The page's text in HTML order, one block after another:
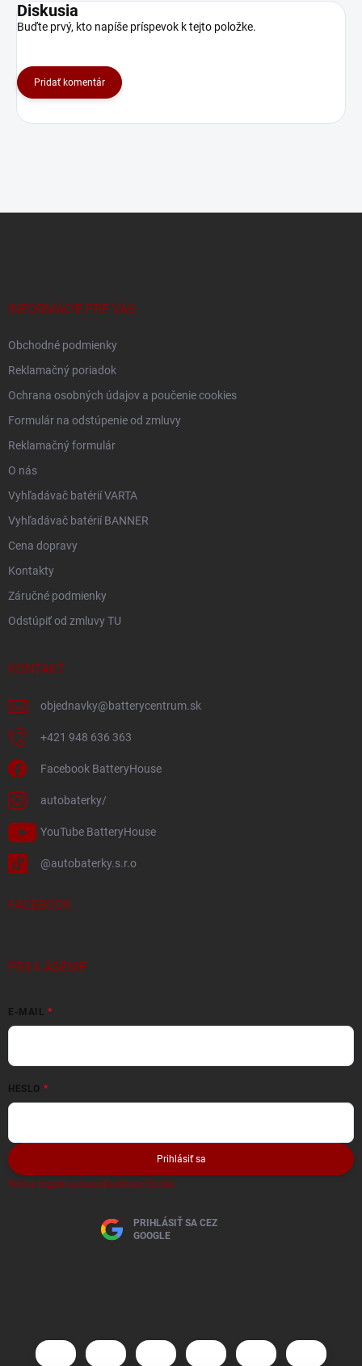
Diskusia
Buďte prvý, kto napíše príspevok k tejto položke.
Pridať komentár
INFORMÁCIE PRE VÁS
Obchodné podmienky
Reklamačný poriadok
Ochrana osobných údajov a poučenie cookies
Formulár na odstúpenie od zmluvy
Reklamačný formulár
O nás
Vyhľadávač batérií VARTA
Vyhľadávač batérií BANNER
Cena dopravy
Kontakty
Záručné podmienky
Odstúpiť od zmluvy TU
KONTAKT
objednavky@batterycentrum.sk
+421 948 636 363
Facebook BatteryHouse
autobaterky/
YouTube BatteryHouse
@autobaterky.s.r.o
FACEBOOK
PRIHLÁSENIE
E-MAIL
HESLO
Prihlásiť sa
Nová registráciaZabudnuté heslo
PRIHLÁSIŤ SA CEZ
GOOGLE